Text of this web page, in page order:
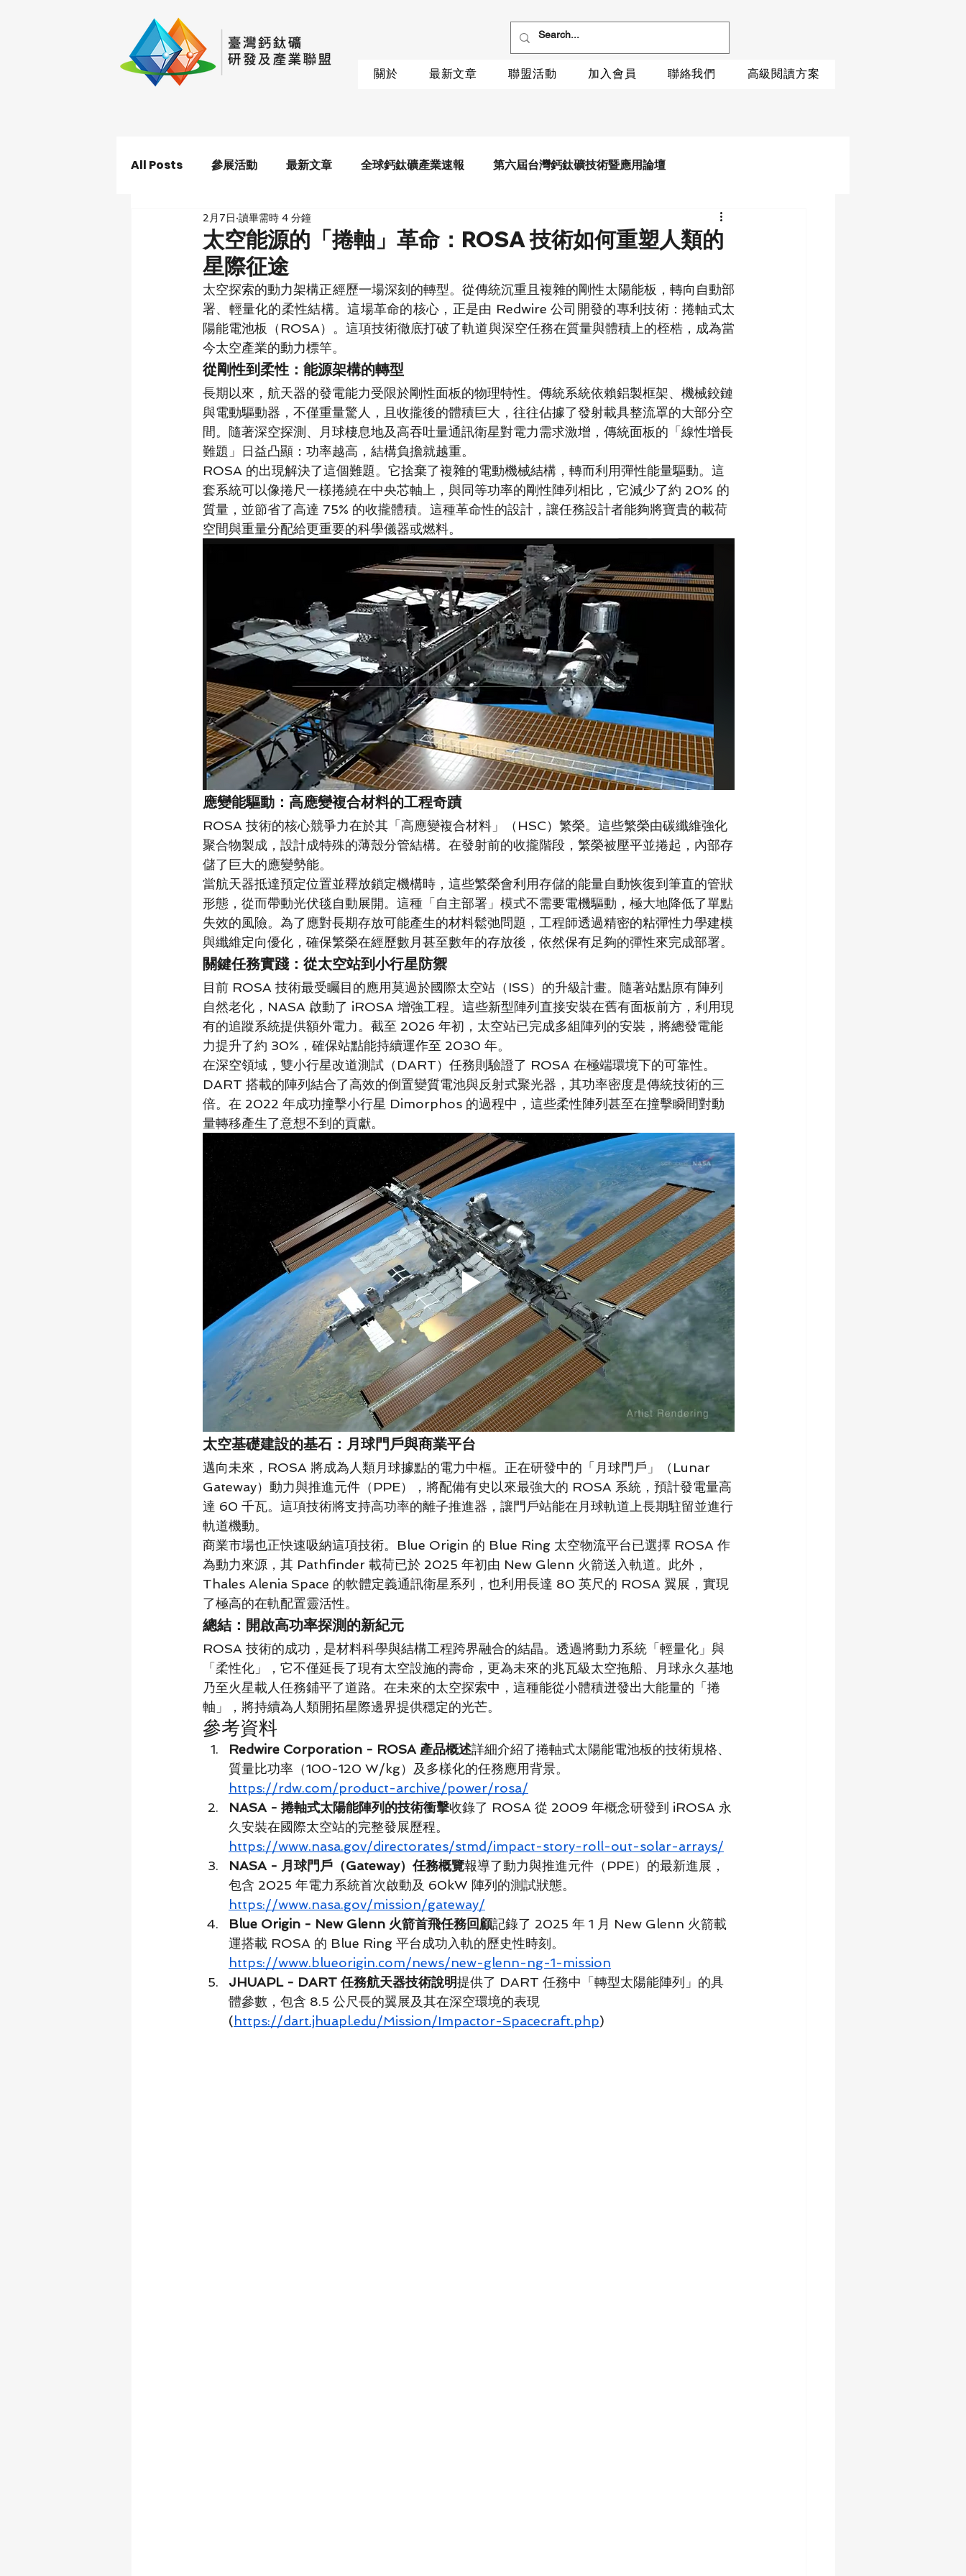
關於 最新文章 聯盟活動 加入會員 聯絡我們 高級閱讀方案
All Posts 參展活動 最新文章 全球鈣鈦礦產業速報 第六屆台灣鈣鈦礦技術暨應用論壇
太空能源的「捲軸」革命：ROSA 技術如何重塑人類的
星際征途
2月7日 讀畢需時 4 分鐘
太空探索的動力架構正經歷一場深刻的轉型。從傳統沉重且複雜的剛性太陽能板，轉向自動部
署、輕量化的柔性結構。這場革命的核心，正是由 Redwire 公司開發的專利技術：捲軸式太
陽能電池板（ROSA）。這項技術徹底打破了軌道與深空任務在質量與體積上的桎梏，成為當
今太空產業的動力標竿。
從剛性到柔性：能源架構的轉型
長期以來，航天器的發電能力受限於剛性面板的物理特性。傳統系統依賴鋁製框架、機械鉸鏈
與電動驅動器，不僅重量驚人，且收攏後的體積巨大，往往佔據了發射載具整流罩的大部分空
間。隨著深空探測、月球棲息地及高吞吐量通訊衛星對電力需求激增，傳統面板的「線性增長
難題」日益凸顯：功率越高，結構負擔就越重。
ROSA 的出現解決了這個難題。它捨棄了複雜的電動機械結構，轉而利用彈性能量驅動。這
套系統可以像捲尺一樣捲繞在中央芯軸上，與同等功率的剛性陣列相比，它減少了約 20% 的
質量，並節省了高達 75% 的收攏體積。這種革命性的設計，讓任務設計者能夠將寶貴的載荷
空間與重量分配給更重要的科學儀器或燃料。
應變能驅動：高應變複合材料的工程奇蹟
ROSA 技術的核心競爭力在於其「高應變複合材料」（HSC）繁榮。這些繁榮由碳纖維強化
聚合物製成，設計成特殊的薄殼分管結構。在發射前的收攏階段，繁榮被壓平並捲起，內部存
儲了巨大的應變勢能。
當航天器抵達預定位置並釋放鎖定機構時，這些繁榮會利用存儲的能量自動恢復到筆直的管狀
形態，從而帶動光伏毯自動展開。這種「自主部署」模式不需要電機驅動，極大地降低了單點
失效的風險。為了應對長期存放可能產生的材料鬆弛問題，工程師透過精密的粘彈性力學建模
與纖維定向優化，確保繁榮在經歷數月甚至數年的存放後，依然保有足夠的彈性來完成部署。
關鍵任務實踐：從太空站到小行星防禦
目前 ROSA 技術最受矚目的應用莫過於國際太空站（ISS）的升級計畫。隨著站點原有陣列
自然老化，NASA 啟動了 iROSA 增強工程。這些新型陣列直接安裝在舊有面板前方，利用現
有的追蹤系統提供額外電力。截至 2026 年初，太空站已完成多組陣列的安裝，將總發電能
力提升了約 30%，確保站點能持續運作至 2030 年。
在深空領域，雙小行星改道測試（DART）任務則驗證了 ROSA 在極端環境下的可靠性。
DART 搭載的陣列結合了高效的倒置變質電池與反射式聚光器，其功率密度是傳統技術的三
倍。在 2022 年成功撞擊小行星 Dimorphos 的過程中，這些柔性陣列甚至在撞擊瞬間對動
量轉移產生了意想不到的貢獻。
太空基礎建設的基石：月球門戶與商業平台
邁向未來，ROSA 將成為人類月球據點的電力中樞。正在研發中的「月球門戶」（Lunar
Gateway）動力與推進元件（PPE），將配備有史以來最強大的 ROSA 系統，預計發電量高
達 60 千瓦。這項技術將支持高功率的離子推進器，讓門戶站能在月球軌道上長期駐留並進行
軌道機動。
商業市場也正快速吸納這項技術。Blue Origin 的 Blue Ring 太空物流平台已選擇 ROSA 作
為動力來源，其 Pathfinder 載荷已於 2025 年初由 New Glenn 火箭送入軌道。此外，
Thales Alenia Space 的軟體定義通訊衛星系列，也利用長達 80 英尺的 ROSA 翼展，實現
了極高的在軌配置靈活性。
總結：開啟高功率探測的新紀元
ROSA 技術的成功，是材料科學與結構工程跨界融合的結晶。透過將動力系統「輕量化」與
「柔性化」，它不僅延長了現有太空設施的壽命，更為未來的兆瓦級太空拖船、月球永久基地
乃至火星載人任務鋪平了道路。在未來的太空探索中，這種能從小體積迸發出大能量的「捲
軸」，將持續為人類開拓星際邊界提供穩定的光芒。
參考資料
Redwire Corporation - ROSA 產品概述詳細介紹了捲軸式太陽能電池板的技術規格、
質量比功率（100-120 W/kg）及多樣化的任務應用背景。
https://rdw.com/product-archive/power/rosa/
NASA - 捲軸式太陽能陣列的技術衝擊收錄了 ROSA 從 2009 年概念研發到 iROSA 永
久安裝在國際太空站的完整發展歷程。
https://www.nasa.gov/directorates/stmd/impact-story-roll-out-solar-arrays/
NASA - 月球門戶（Gateway）任務概覽報導了動力與推進元件（PPE）的最新進展，
包含 2025 年電力系統首次啟動及 60kW 陣列的測試狀態。
https://www.nasa.gov/mission/gateway/
Blue Origin - New Glenn 火箭首飛任務回顧記錄了 2025 年 1 月 New Glenn 火箭載
運搭載 ROSA 的 Blue Ring 平台成功入軌的歷史性時刻。
https://www.blueorigin.com/news/new-glenn-ng-1-mission
JHUAPL - DART 任務航天器技術說明提供了 DART 任務中「轉型太陽能陣列」的具
體參數，包含 8.5 公尺長的翼展及其在深空環境的表現
(https://dart.jhuapl.edu/Mission/Impactor-Spacecraft.php)